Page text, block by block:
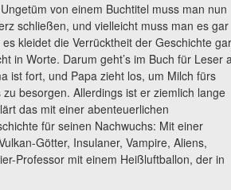
von einem Buchtitel muss man nun
schließen, und vielleicht muss man es gar
kleidet die Verrücktheit der Geschichte gar
in Worte. Darum geht’s im Buch für Leser
ist fort, und Papa zieht los, um Milch fürs
besorgen. Allerdings ist er ziemlich lange
das mit einer abenteuerlichen
für seinen Nachwuchs: Mit einer
Götter, Insulaner, Vampire, Aliens,
Professor mit einem Heißluftballon, der in